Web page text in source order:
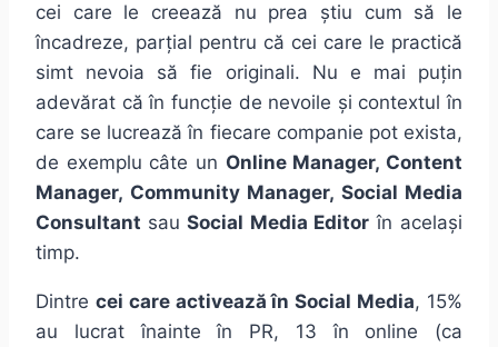
cei care le creează nu prea știu cum să le
încadreze, parțial pentru că cei care le practică
simt nevoia să fie originali. Nu e mai puțin
adevărat că în funcție de nevoile și contextul în
care se lucrează în fiecare companie pot exista,
de exemplu câte un Online Manager, Content
Manager, Community Manager, Social Media
Consultant sau Social Media Editor în același
timp.
Dintre cei care activează în Social Media, 15%
au lucrat înainte în PR, 13 în online (ca